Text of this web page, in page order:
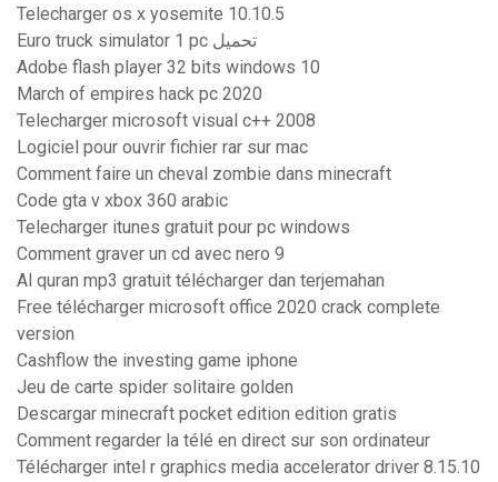
Telecharger os x yosemite 10.10.5
Euro truck simulator 1 pc تحميل
Adobe flash player 32 bits windows 10
March of empires hack pc 2020
Telecharger microsoft visual c++ 2008
Logiciel pour ouvrir fichier rar sur mac
Comment faire un cheval zombie dans minecraft
Code gta v xbox 360 arabic
Telecharger itunes gratuit pour pc windows
Comment graver un cd avec nero 9
Al quran mp3 gratuit télécharger dan terjemahan
Free télécharger microsoft office 2020 crack complete
version
Cashflow the investing game iphone
Jeu de carte spider solitaire golden
Descargar minecraft pocket edition edition gratis
Comment regarder la télé en direct sur son ordinateur
Télécharger intel r graphics media accelerator driver 8.15.10